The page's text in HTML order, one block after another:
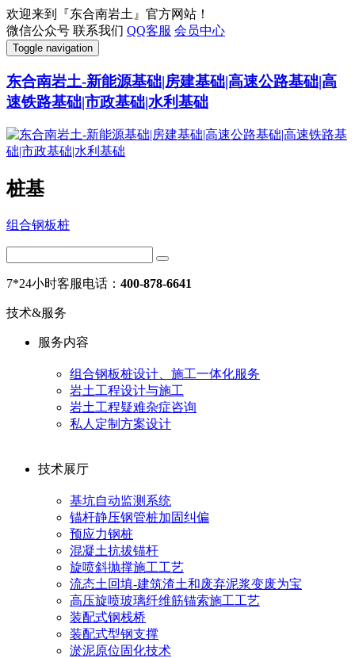
欢迎来到『东合南岩土』官方网站！
微信公众号 联系我们 QQ客服 会员中心
Toggle navigation
东合南岩土-新能源基础|房建基础|高速公路基础|高
速铁路基础|市政基础|水利基础
桩基
组合钢板桩
7*24小时客服电话： 400-878-6641
技术&服务
服务内容
组合钢板桩设计、施工一体化服务
岩土工程设计与施工
岩土工程疑难杂症咨询
私人定制方案设计
技术展厅
基坑自动监测系统
锚杆静压钢管桩加固纠偏
预应力钢桩
混凝土抗拔锚杆
旋喷斜抛撑施工工艺
流态土回填-建筑渣土和废弃泥浆变废为宝
高压旋喷玻璃纤维筋锚索施工工艺
装配式钢栈桥
装配式型钢支撑
淤泥原位固化技术